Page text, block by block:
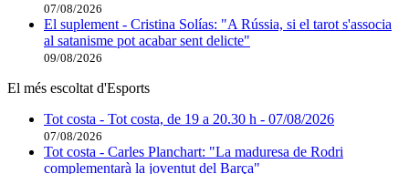
07/08/2026
El suplement - Cristina Solías: "A Rússia, si el tarot s'associa
al satanisme pot acabar sent delicte"
09/08/2026
El més escoltat d'Esports
Tot costa - Tot costa, de 19 a 20.30 h - 07/08/2026
07/08/2026
Tot costa - Carles Planchart: "La maduresa de Rodri
complementarà la joventut del Barça"